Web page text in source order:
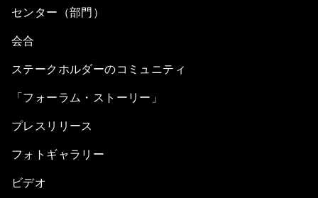
センター（部門）
会合
ステークホルダーのコミュニティ
「フォーラム・ストーリー」
プレスリリース
フォトギャラリー
ビデオ